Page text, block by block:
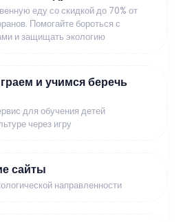
еду со скидкой до 70% от
Помогайте бороться с
и защищать экологию
и учимся беречь
для обучения детей
через игру
сайты
направленности